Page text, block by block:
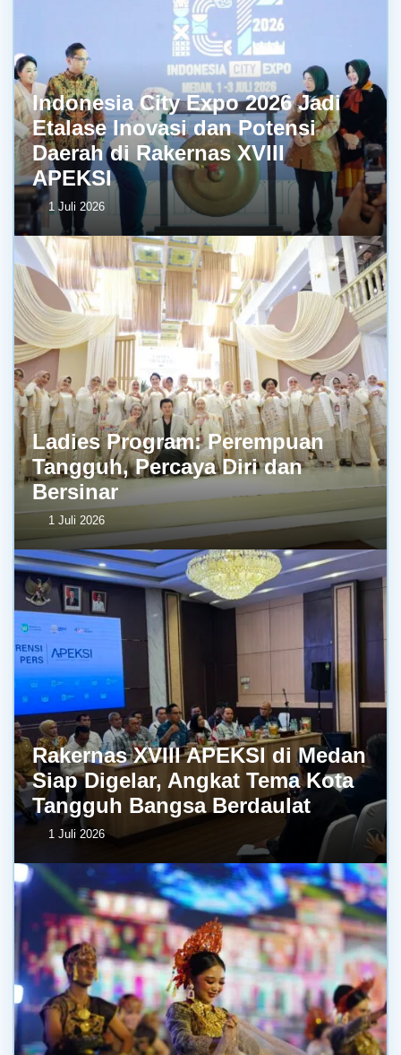
Indonesia City Expo 2026 Jadi
Etalase Inovasi dan Potensi
Daerah di Rakernas XVIII
APEKSI
1 Juli 2026
Ladies Program: Perempuan
Tangguh, Percaya Diri dan
Bersinar
1 Juli 2026
Rakernas XVIII APEKSI di Medan
Siap Digelar, Angkat Tema Kota
Tangguh Bangsa Berdaulat
1 Juli 2026